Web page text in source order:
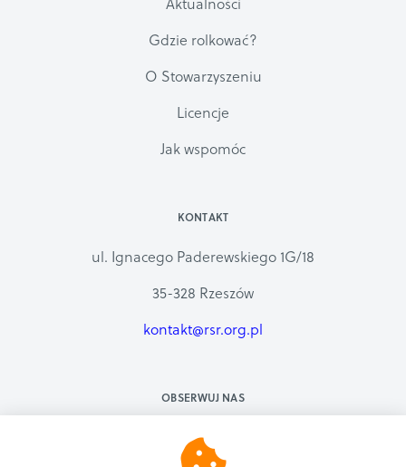
Gdzie rolkować?
O Stowarzyszeniu
Licencje
Jak wspomóc
KONTAKT
ul. Ignacego Paderewskiego 1G/18
35-328 Rzeszów
kontakt@rsr.org.pl
OBSERWUJ NAS